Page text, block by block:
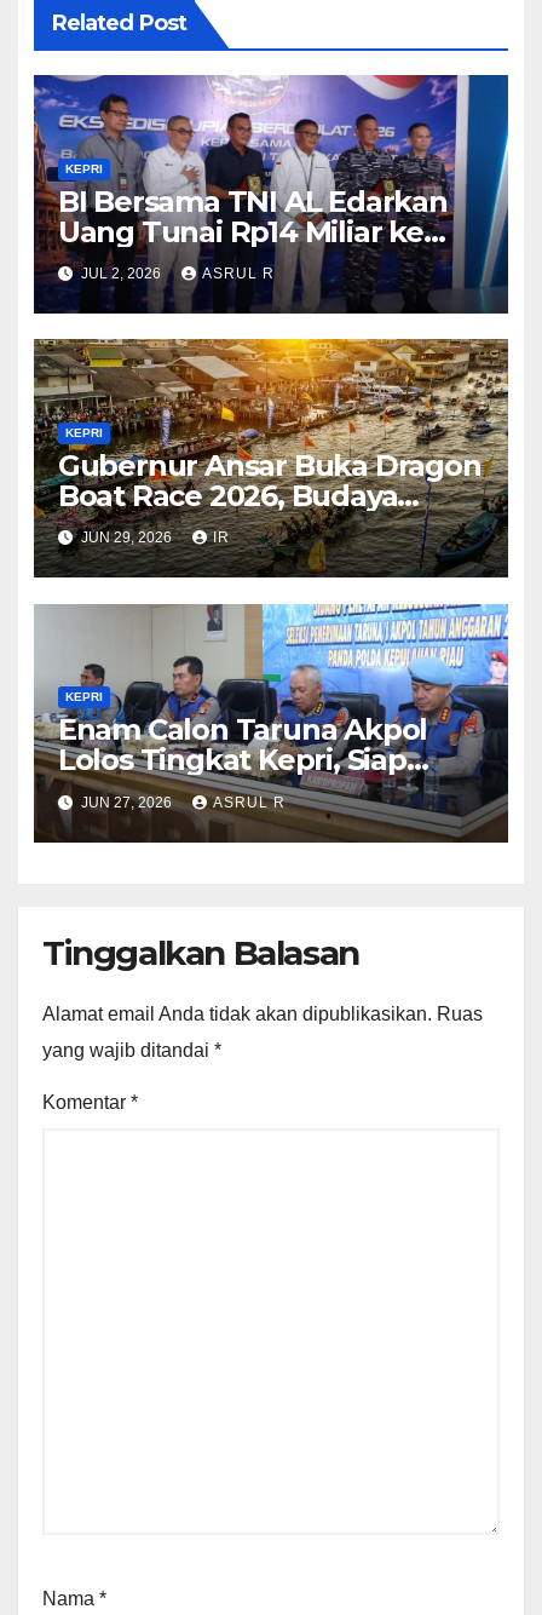
Related Post
KEPRI
BI Bersama TNI AL Edarkan
Uang Tunai Rp14 Miliar ke
Pulau Terluar di Kepri Guna
Memperkuat Kedaulatan dan
Stabilitas Rupiah
JUL 2, 2026 ASRUL R
KEPRI
Gubernur Ansar Buka Dragon
Boat Race 2026, Budaya
Bahari Dongkrak Pariwisata
Kepri
JUN 29, 2026 IR
KEPRI
Enam Calon Taruna Akpol
Lolos Tingkat Kepri, Siap
Mengikuti Seleksi Akpol
Tingkat Pusat 2 Juli 2026
JUN 27, 2026 ASRUL R
Tinggalkan Balasan
Alamat email Anda tidak akan dipublikasikan. Ruas
yang wajib ditandai *
Komentar *
Nama *